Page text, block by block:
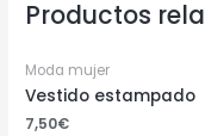
Productos
Moda mujer
Vestido estampado
7,50€